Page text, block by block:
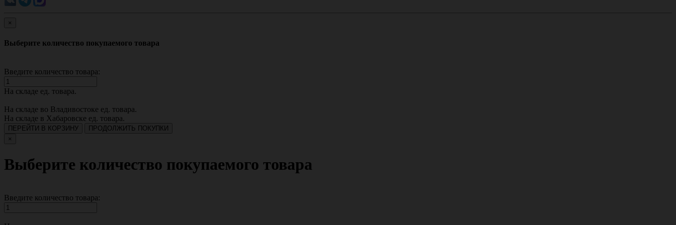
×
Выберите количество покупаемого товара
Введите количество товара:
На складе ед. товара.
На складе во Владивостоке ед. товара.
На складе в Хабаровске ед. товара.
ПЕРЕЙТИ В КОРЗИНУ
ПРОДОЛЖИТЬ ПОКУПКИ
×
Выберите количество покупаемого товара
Введите количество товара: